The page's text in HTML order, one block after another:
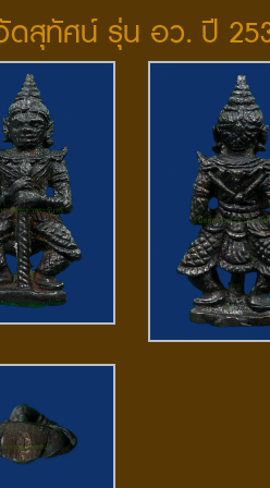
สุทัศน์ รุ่น อว. ปี